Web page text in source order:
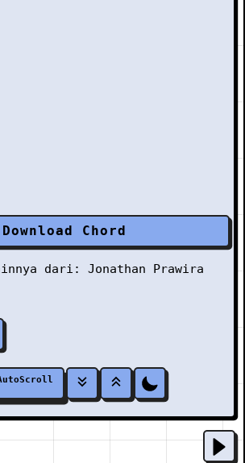
Download Chord
dari: Jonathan Prawira